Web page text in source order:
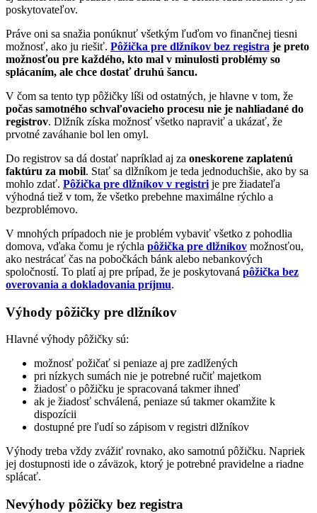
poskytovateľov.
Práve oni sa snažia ponúknuť všetkým ľuďom vo finančnej tiesni
možnosť, ako ju riešiť. Pôžička pre dlžníkov bez registra je preto
možnosťou pre každého, kto mal v minulosti problémy so
splácaním, ale chce dostať druhú šancu.
V čom sa tento typ pôžičky líši od ostatných, je hlavne v tom, že
počas samotného schvaľovacieho procesu nie je nahliadané do
registrov. Dlžník získa možnosť všetko napraviť a ukázať, že
prvotné zaváhanie bol len omyl.
Do registrov sa dá dostať napríklad aj za oneskorene zaplatenú
faktúru za mobil. Stať sa dlžníkom je teda jednoduchšie, ako by sa
mohlo zdať. Pôžička pre dlžníkov v registri je pre žiadateľa
výhodná tiež v tom, že všetko prebehne maximálne rýchlo a
bezproblémovo.
V mnohých prípadoch nie je problém vybaviť všetko z pohodlia
domova, vďaka čomu je rýchla pôžička pre dlžníkov možnosťou,
ako nestrácať čas na pobočkách bánk alebo nebankových
spoločností. To platí aj pre prípad, že je poskytovaná pôžička bez
overovania a dokladovania príjmu.
Výhody pôžičky pre dlžníkov
Hlavné výhody pôžičky sú:
možnosť požičať si peniaze aj pre zadlžených
pri nízkych sumách nie je potrebné ručiť majetkom
žiadosť o pôžičku je spracovaná takmer ihneď
ak je žiadosť schválená, peniaze sú takmer okamžite k
dispozícii
dostupné pre ľudí so zápisom v registri dlžníkov
Výhody treba vždy zvážiť rovnako, ako samotnú pôžičku. Napriek
jej dostupnosti ide o záväzok, ktorý je potrebné pravidelne a riadne
splácať.
Nevýhody pôžičky bez registra